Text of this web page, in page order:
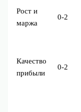
Рост и
маржа
0-2
Качество
прибыли
0-2